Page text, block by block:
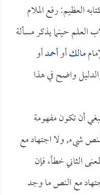
العظيم: رفع الملام
العلم حينما يذكر مسألة
مالكأوأحمدأو
واضح في هذا
أن تكون مفهومة
شيء, ولا اجتهاد مع
الثاني خطأ، فإن
مع النص ما وجد